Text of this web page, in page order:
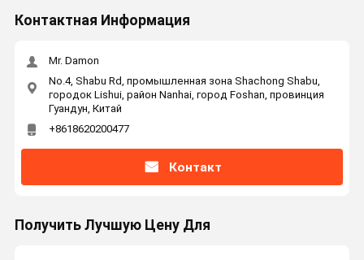
Контактная Информация
Mr. Damon
No.4, Shabu Rd, промышленная зона Shachong Shabu,
городок Lishui, район Nanhai, город Foshan, провинция
Гуандун, Китай
+8618620200477
Контакт
Получить Лучшую Цену Для